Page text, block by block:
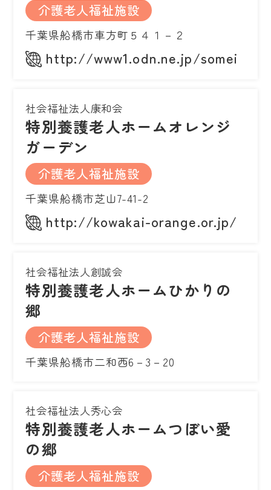
介護老人福祉施設
千葉県船橋市車方町５４１－２
http://www1.odn.ne.jp/somei
社会福祉法人康和会
特別養護老人ホームオレンジ
ガーデン
介護老人福祉施設
千葉県船橋市芝山7-41-2
http://kowakai-orange.or.jp/
社会福祉法人創誠会
特別養護老人ホームひかりの
郷
介護老人福祉施設
千葉県船橋市二和西6－3－20
社会福祉法人秀心会
特別養護老人ホームつぼい愛
の郷
介護老人福祉施設